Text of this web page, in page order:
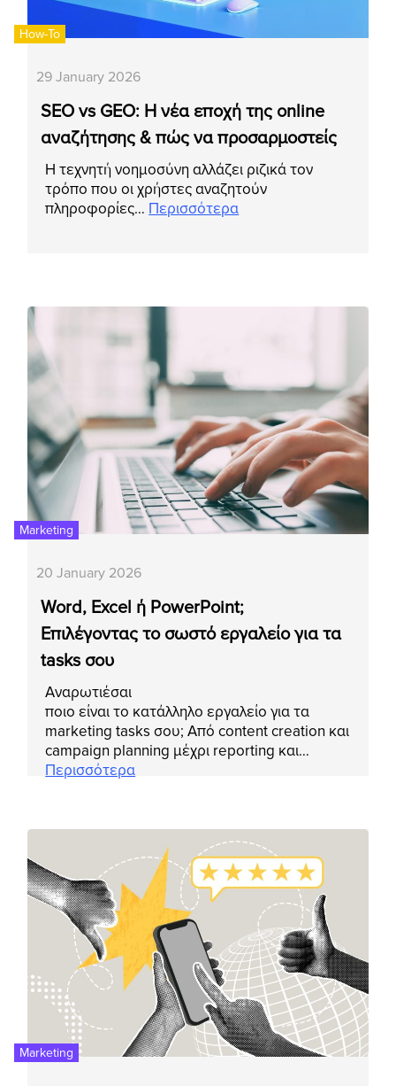
How-To
29 January 2026
SEO vs GEO: Η νέα εποχή της online
αναζήτησης & πώς να προσαρμοστείς
Η τεχνητή νοημοσύνη αλλάζει ριζικά τον
τρόπο που οι χρήστες αναζητούν
πληροφορίες… Περισσότερα
Marketing
20 January 2026
Word, Excel ή PowerPoint;
Επιλέγοντας το σωστό εργαλείο για τα
tasks σου
Αναρωτιέσαι
ποιο είναι το κατάλληλο εργαλείο για τα
marketing tasks σου; Από content creation και
campaign planning μέχρι reporting και…
Περισσότερα
Marketing